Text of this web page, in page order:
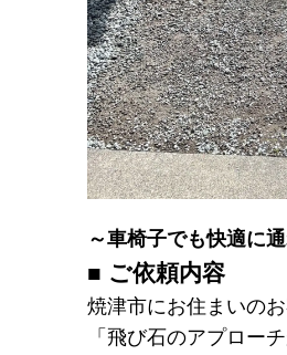
～車椅子でも快適に
■ ご依頼内容
焼津市にお住まいのお
「飛び石のアプロー